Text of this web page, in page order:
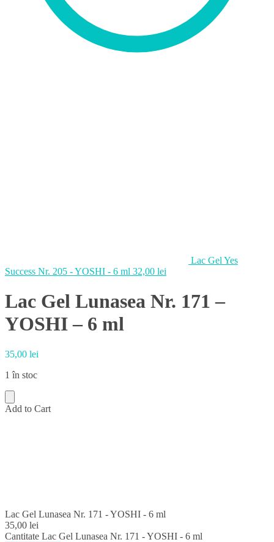
Lac Gel Yes
Success Nr. 205 - YOSHI - 6 ml 32,00 lei
Lac Gel Lunasea Nr. 171 –
YOSHI – 6 ml
35,00 lei
1 în stoc
Add to Cart
Lac Gel Lunasea Nr. 171 - YOSHI - 6 ml
35,00 lei
Cantitate Lac Gel Lunasea Nr. 171 - YOSHI - 6 ml